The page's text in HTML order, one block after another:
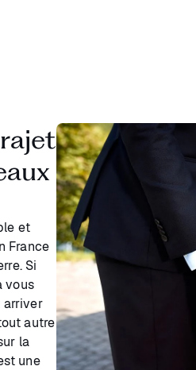
et
France
Si
vous
arriver
autre
la
une